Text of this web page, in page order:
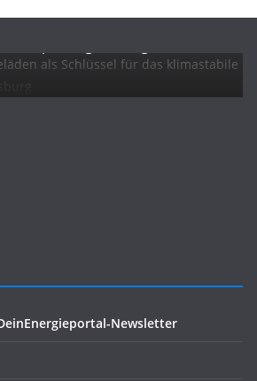
Newsletter